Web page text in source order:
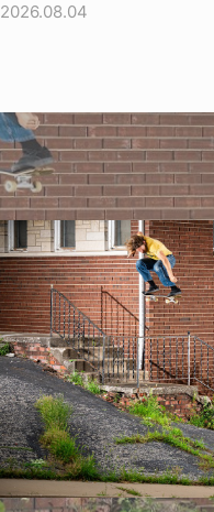
2026.08.04